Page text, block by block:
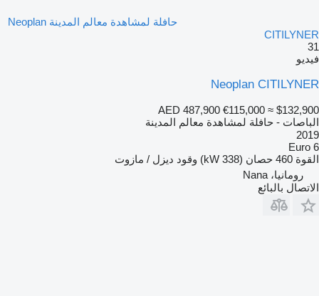
حافلة لمشاهدة معالم المدينة Neoplan
CITILYNER
31
فيديو
Neoplan CITILYNER
AED 487,900 €115,000 ≈ $132,900
الباصات - حافلة لمشاهدة معالم المدينة
2019
Euro 6
القوة 460 حصان (338 kW) وقود ديزل / مازوت
رومانيا، Nana
الاتصال بالبائع